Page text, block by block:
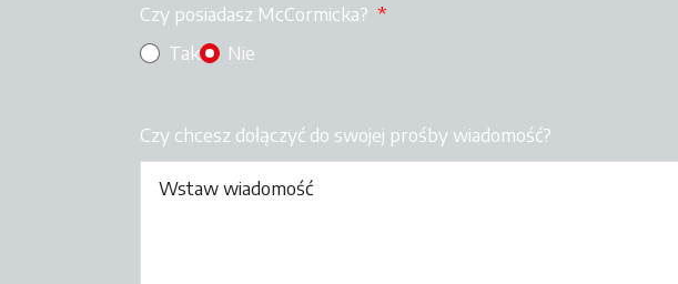
Czy posiadasz McCormicka? *
Tak
Nie
Czy chcesz dołączyć do swojej prośby wiadomość?